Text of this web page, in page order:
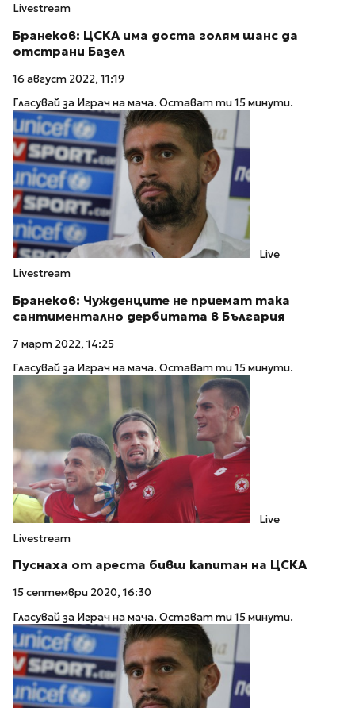
Livestream
Бранеков: ЦСКА има доста голям шанс да
отстрани Базел
16 август 2022, 11:19
Гласувай за Играч на мача. Остават ти 15 минути.
Live
Livestream
Бранеков: Чужденците не приемат така
сантиментално дербитата в България
7 март 2022, 14:25
Гласувай за Играч на мача. Остават ти 15 минути.
Live
Livestream
Пуснаха от ареста бивш капитан на ЦСКА
15 септември 2020, 16:30
Гласувай за Играч на мача. Остават ти 15 минути.